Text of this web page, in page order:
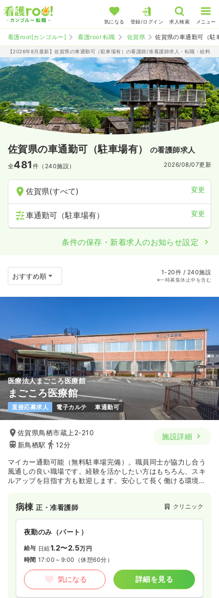
気になる 登録/ログイン 求人検索 メニュー
看護roo![カンゴルー] 看護roo! 転職 佐賀県 佐賀県の車通勤可（駐
【2026年8月最新】佐賀県の車通勤可（駐車場有）の看護師/准看護師求人・転職・給料
佐賀県の車通勤可（駐車場有） の看護師求人
全481 件（240施設） 2026/08/07更新
佐賀県(すべて) 変更
車通勤可（駐車場有） 変更
条件の保存・新着求人のお知らせ設定
1-20件 / 240施設
※一時募集休止中を含む
医療法人まごころ医療館
まごころ医療館
直接応募求人 電子カルテ 車通勤可
佐賀県鳥栖市蔵上2-210
新鳥栖駅
12分
施設詳細
マイカー通勤可能（無料駐車場完備）。職員同士が協力し合う
風通しの良い職場です。経験を活かしたい方はもちろん、スキ
ルアップを目指す方も歓迎します。安心して長く働ける環境づ
病棟正・准看護師 クリニック
夜勤のみ（パート）
給与 日給1.2〜2.5万円
時間 17:00～9:00 （休憩60分）
気になる 詳細を見る